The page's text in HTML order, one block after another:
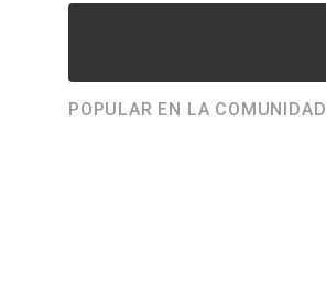
POPULAR EN LA COMUNIDAD